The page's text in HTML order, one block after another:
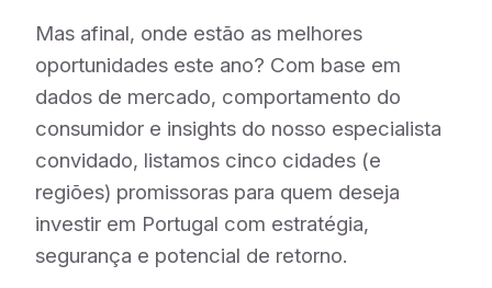
Mas afinal, onde estão as melhores
oportunidades este ano? Com base em
dados de mercado, comportamento do
consumidor e insights do nosso especialista
convidado, listamos cinco cidades (e
regiões) promissoras para quem deseja
investir em Portugal com estratégia,
segurança e potencial de retorno.